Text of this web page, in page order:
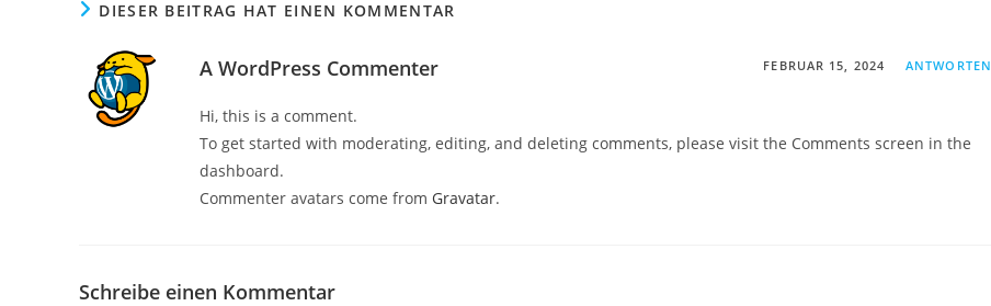
DIESER BEITRAG HAT EINEN KOMMENTAR
A WordPress Commenter FEBRUAR 15, 2024 ANTWORTEN
Hi, this is a comment.
To get started with moderating, editing, and deleting comments, please visit the Comments screen in the
dashboard.
Commenter avatars come from Gravatar.
Schreibe einen Kommentar